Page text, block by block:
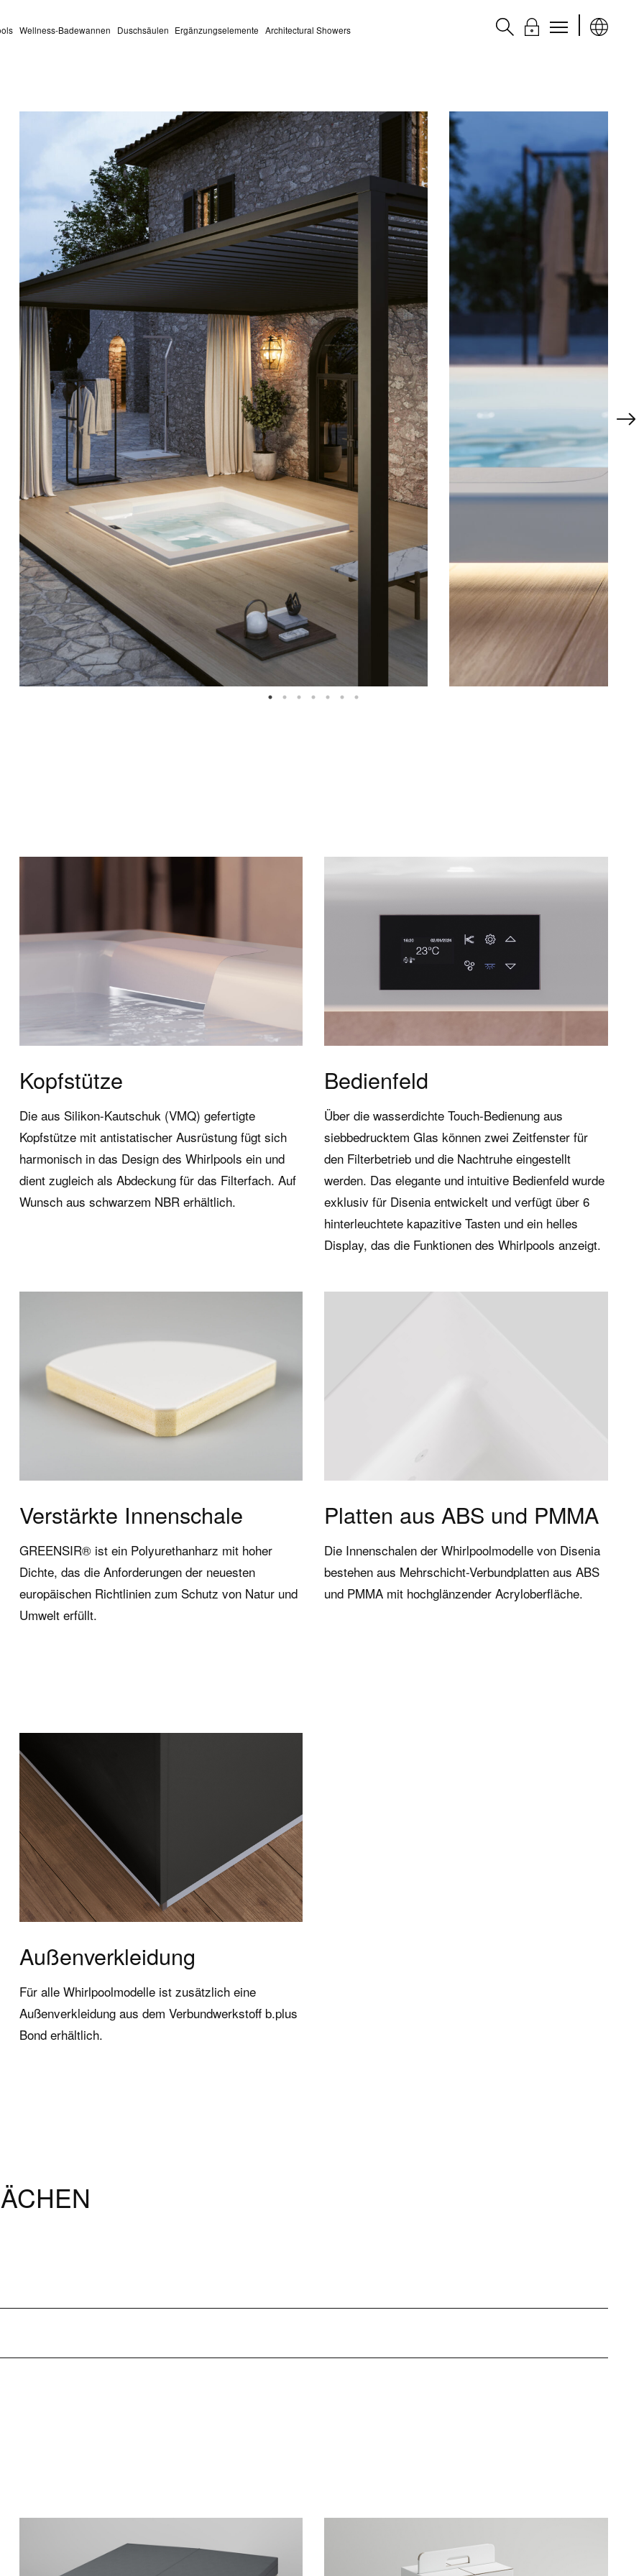
Wellness-Badewannen Duschsäulen Ergänzungselemente Architectural Showers
Collection
Wellnessprodukte
Kontakt und Service
Kontakt und Informationen
Presse
Downloadbereich
Disenia
Das Wellness-Projekt
Firma
The Architectural Showers
Kopfstütze
Die aus Silikon-Kautschuk (VMQ) gefertigte
Kopfstütze mit antistatischer Ausrüstung fügt sich
harmonisch in das Design des Whirlpools ein und
dient zugleich als Abdeckung für das Filterfach. Auf
Wunsch aus schwarzem NBR erhältlich.
Bedienfeld
Über die wasserdichte Touch-Bedienung aus
siebbedrucktem Glas können zwei Zeitfenster für
den Filterbetrieb und die Nachtruhe eingestellt
werden. Das elegante und intuitive Bedienfeld wurde
exklusiv für Disenia entwickelt und verfügt über 6
hinterleuchtete kapazitive Tasten und ein helles
Display, das die Funktionen des Whirlpools anzeigt.
Verstärkte Innenschale
GREENSIR® ist ein Polyurethanharz mit hoher
Dichte, das die Anforderungen der neuesten
europäischen Richtlinien zum Schutz von Natur und
Umwelt erfüllt.
Platten aus ABS und PMMA
Die Innenschalen der Whirlpoolmodelle von Disenia
bestehen aus Mehrschicht-Verbundplatten aus ABS
und PMMA mit hochglänzender Acryloberfläche.
Außenverkleidung
Für alle Whirlpoolmodelle ist zusätzlich eine
Außenverkleidung aus dem Verbundwerkstoff b.plus
Bond erhältlich.